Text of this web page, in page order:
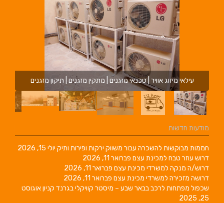
עילאי מיזוג אוויר | טכנאי מזגנים | מתקין מזגנים | תיקון מזגנים
מודעות חדשות
חממות מבוקשות להשכרה עבור משווק ירקות ופירות ותיק יולי 15, 2026
דרוש עוזר טבח למכינת עצם פברואר 11, 2026
דרוש/ה מנקה למשרדי מכינת עצם פברואר 11, 2026
דרושה מזכירה למשרדי מכינת עצם פברואר 11, 2026
שכפול מפתחות לרכב בבאר שבע – מיסטר קוויקלי בגרנד קניוןאוגוסט
25, 2025